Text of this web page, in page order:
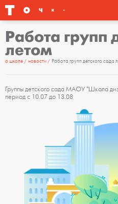
Работа групп
летом
о школе новости Работа групп детского сада
Группы детского сада МАОУ "Школа
период с 10.07 до 13.08